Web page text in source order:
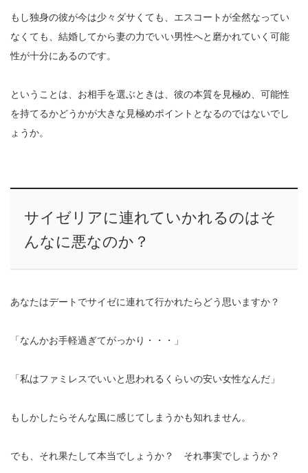
もし独身の彼が今は少々ダサくても、エスコートが全然なってい
なくても、結婚してから妻の力でいい男性へと磨かれていく可能
性が十分にあるのです。
ということは、お相手を選ぶときは、彼の本質を見極め、可能性
を持てるかどうかが大きな見極めポイントとなるのではないでし
ょうか。
サイゼリアに連れていかれるのはそ
んなに悪なのか？
あなたはデートでサイゼに連れて行かれたらどう思いますか？
「なんかお手軽過ぎてがっかり・・・」
「私はファミレスでいいと思われるくらいの安い女性なんだ」
もしかしたらそんな風に感じてしまうかも知れません。
でも、それ果たして本当でしょうか？ それ事実でしょうか？